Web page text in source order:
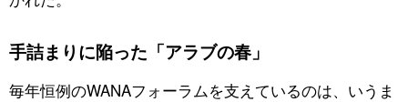
手詰まりに陥った「アラブの春」
毎年恒例のWANAフォーラムを支えているのは、いうま